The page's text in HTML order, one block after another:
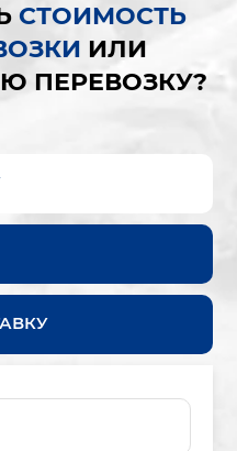
СТОИМОСТЬ
ИЛИ
ПЕРЕВОЗКУ?